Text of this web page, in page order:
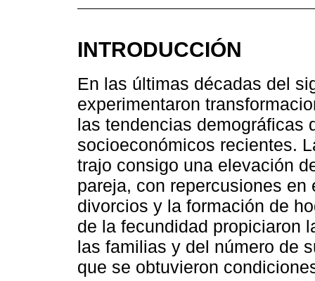
INTRODUCCIÓN
En las últimas décadas del
experimentaron
las tendencias demográficas
socioeconómicos recientes.
trajo consigo una elevación
pareja, con repercusiones
divorcios y la formación de
de la fecundidad propiciaron
las familias y del número de
que se obtuvieron